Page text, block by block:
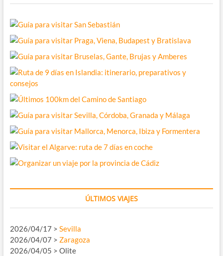
ÚLTIMOS VIAJES
2026/04/17 > Sevilla
2026/04/07 > Zaragoza
2026/04/05 > Olite